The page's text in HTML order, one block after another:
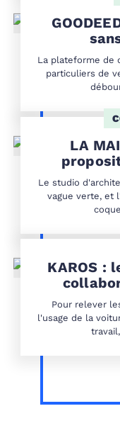
La plateforme de
particuliers de
LA
Le studio
vague verte, et
KAROS :
Pour relever
l'usage de la